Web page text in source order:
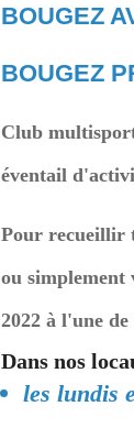
BOUGEZ
BOUGEZ
Club
éventail
Pour recueillir
ou simplement
2022 à l'une de
Dans nos
les lundis